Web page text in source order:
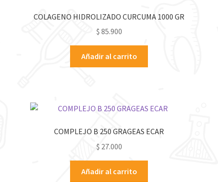
COLAGENO HIDROLIZADO CURCUMA 1000 GR
$ 85.900
Añadir al carrito
COMPLEJO B 250 GRAGEAS ECAR
$ 27.000
Añadir al carrito